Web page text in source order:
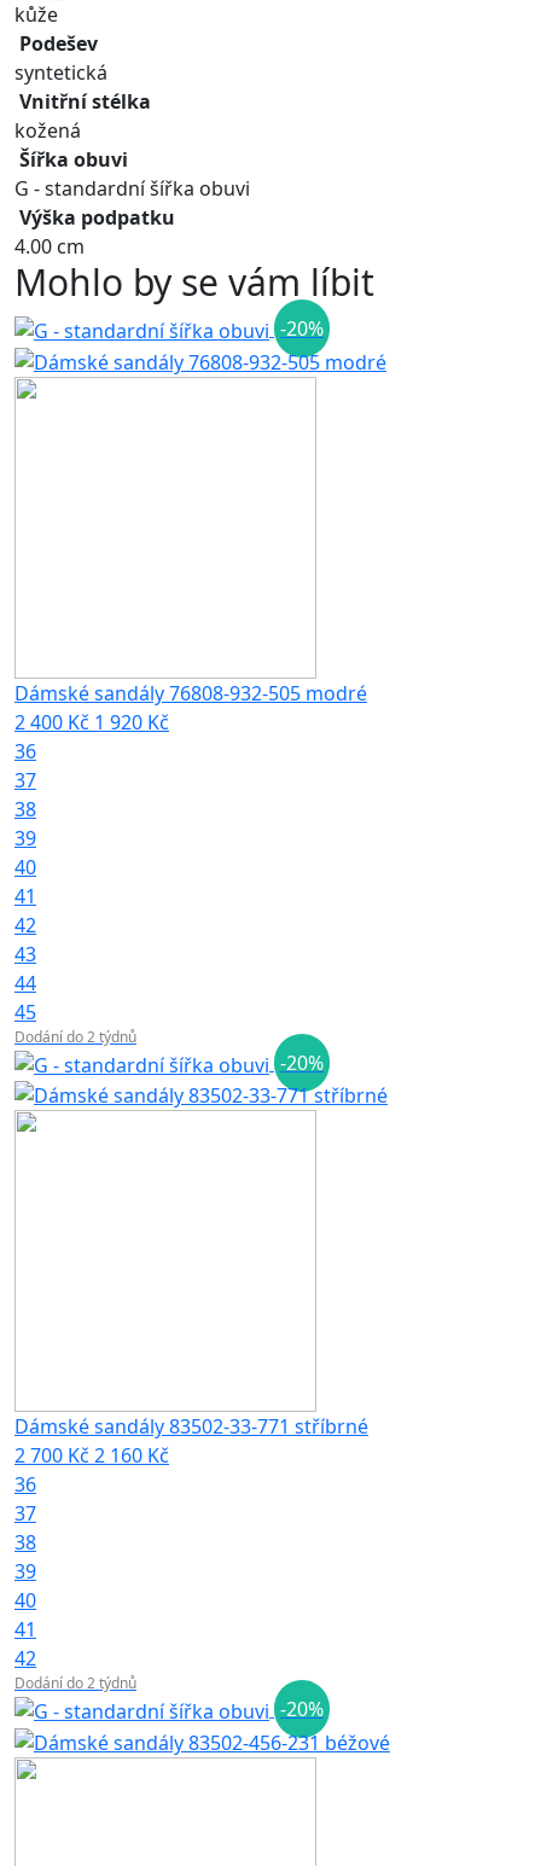
kůže
Podešev
syntetická
Vnitřní stélka
kožená
Šířka obuvi
G - standardní šířka obuvi
Výška podpatku
4.00 cm
Mohlo by se vám líbit
-20%
Dámské sandály 76808-932-505 modré
2 400 Kč 1 920 Kč
36
37
38
39
40
41
42
43
44
45
Dodání do 2 týdnů
-20%
Dámské sandály 83502-33-771 stříbrné
2 700 Kč 2 160 Kč
36
37
38
39
40
41
42
Dodání do 2 týdnů
-20%